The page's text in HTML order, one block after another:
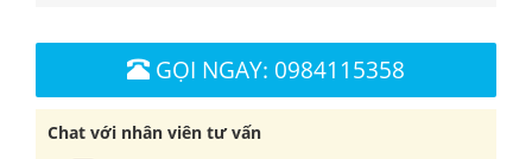
GỌI NGAY: 0984115358
Chat với nhân viên tư vấn